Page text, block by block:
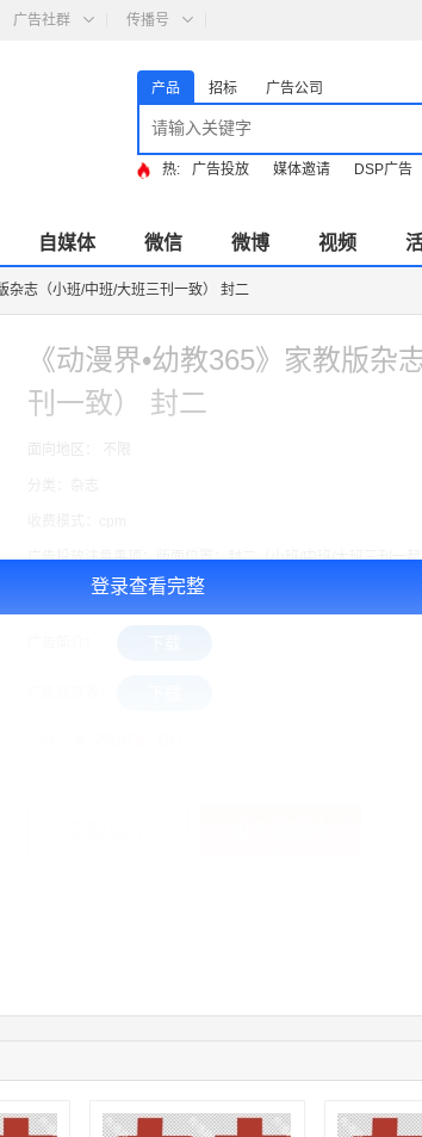
广告社群 传播号
产品 招标 广告公司
热: 广告投放 媒体邀请 DSP广告
自媒体 微信 微博 视频
杂志（小班/中班/大班三刊一致） 封二
登录查看完整
《动漫界•幼教365》家教版杂
刊一致） 封二
面向地区： 不限
广告投放注意事项：版面位置：封二（小班/中班/大班三刊一
片； 图片要求JPG格式，像素300以上，尺寸：
月 发行量：530000/月 详情请下载广告资源表。
11:44:28 130****3379 联系了该媒体所在商家